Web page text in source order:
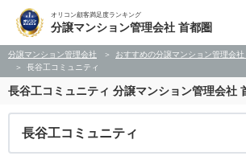
オリコン顧客満足度ランキング
分譲マンション管理会社 首都圏
分譲マンション管理会社
おすすめの分譲マンション管理会
長谷工コミュニティ
長谷工コミュニティ 分譲マンション管理会社
長谷工コミュニティ